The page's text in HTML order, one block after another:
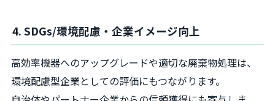
4. SDGs/環境配慮・企業イメージ向上
高効率機器へのアップグレードや適切な廃棄物処理は、
環境配慮型企業としての評価にもつながります。